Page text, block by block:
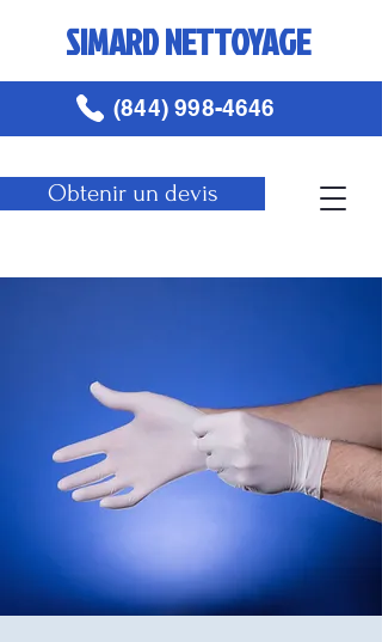
SIMARD NETTOYAGE
Obtenir un devis
(844) 998-4646